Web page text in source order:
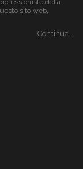
della
sito web,
Continua...